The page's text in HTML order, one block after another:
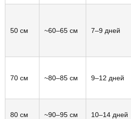
50 см ~60–65 см 7–9 дней
70 см ~80–85 см 9–12 дней
80 см ~90–95 см 10–14 дней